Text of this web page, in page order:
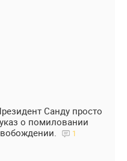
Санду просто
о помиловании
1